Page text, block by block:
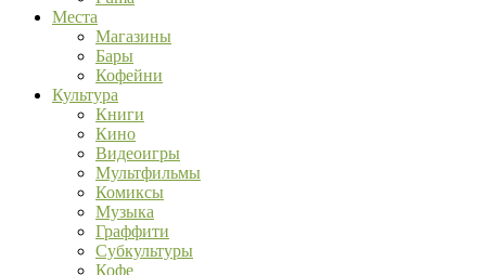
Места
Магазины
Бары
Кофейни
Культура
Книги
Кино
Видеоигры
Мультфильмы
Комиксы
Музыка
Граффити
Субкультуры
Кофе